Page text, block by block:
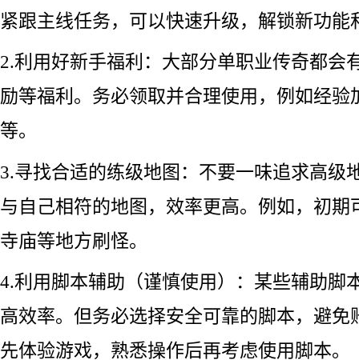
紧跟主线任务，可以快速升级，解锁新功能
2.利用好新手福利：大部分单职业传奇都会
励等福利。务必领取并合理使用，例如经验
等。
3.寻找合适的练级地图：不要一味追求高级
与自己相符的地图，效率更高。例如，初期
寺庙等地方刷怪。
4.利用脚本辅助（谨慎使用）：某些辅助脚
高效率。但务必选择安全可靠的脚本，避免
先体验游戏，熟悉操作后再考虑使用脚本。